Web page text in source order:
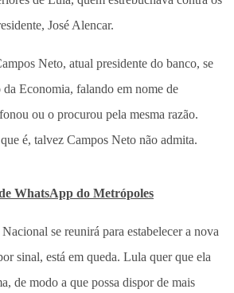
José Alencar.
Neto, atual presidente do banco, se
Economia, falando em nome de
ou o procurou pela mesma razão.
é, talvez Campos Neto não admita.
WhatsApp do Metrópoles
se reunirá para estabelecer a nova
sinal, está em queda. Lula quer que ela
de modo a que possa dispor de mais